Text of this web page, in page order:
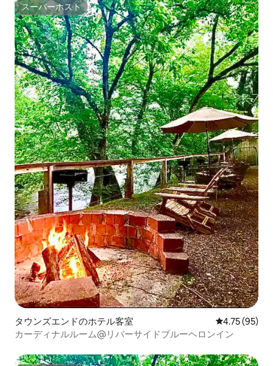
スーパーホスト
スーパーホスト
タウンズエンドのホテル客室 レビュー95
4.75 (95)
カーディナルルーム@リバーサイドブルーヘロンイン